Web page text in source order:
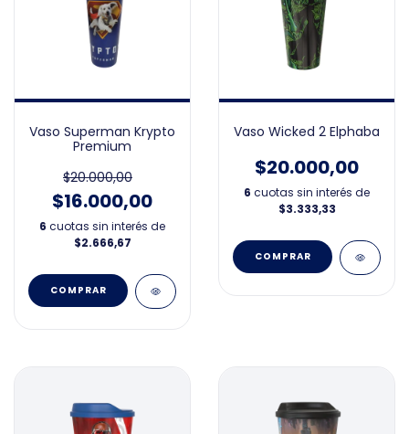
Vaso Superman Krypto
Premium
$20.000,00
$16.000,00
6 cuotas sin interés de
$2.666,67
Vaso Wicked 2 Elphaba
$20.000,00
6 cuotas sin interés de
$3.333,33